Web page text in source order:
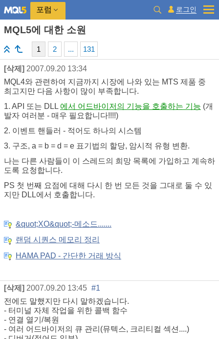
포럼 로그인
MQL5에 대한 소원
1 2 ... 131
[삭제] 2007.09.20 13:34
MQL4와 관련하여 지금까지 시장에 나와 있는 MTS 제품 중
최고지만 다음 사항이 많이 부족합니다.
1. API 또는 DLL 에서 어드바이저의 기능을 호출하는 기능 (개
발자 여러분 - 매우 필요합니다!!!!)
2. 이벤트 핸들러 - 적어도 하나의 시스템
3. 구조, a = b = d = e 표기법의 할당, 암시적 유형 변환.
나는 다른 사람들이 이 스레드의 희망 목록에 가입하고 계속하
도록 요청합니다.
PS 첫 번째 요점에 대해 다시 한 번 모든 것을 그대로 둘 수 있
지만 DLL에서 호출합니다.
&quot;XO&quot;-메소드.......
랜덤 시퀀스 메모리 정리
HAMA PAD - 간단한 거래 방식
[삭제] 2007.09.20 13:45 #1
전에도 말했지만 다시 말하겠습니다.
- 터미널 자체 작업을 위한 콜백 함수
- 연결 열기/복원
- 여러 어드바이저의 큐 관리(뮤텍스, 크리티컬 섹션....)